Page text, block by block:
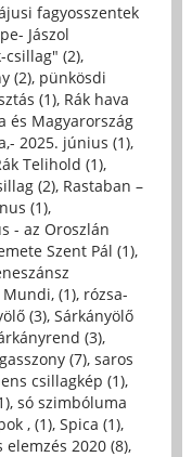
fagyosszentek
Jászol
csillag" (2),
(2), pünkösdi
(1), Rák hava
és Magyarország
2025. június (1),
Telihold (1),
(2), Rastaban –
(1),
- az Oroszlán
Szent Pál (1),
Mundi, (1), rózsa-
(3), Sárkányölő
(3),
(7), saros
csillagkép (1),
, só szimbóluma
, (1), Spica (1),
2020 (8),